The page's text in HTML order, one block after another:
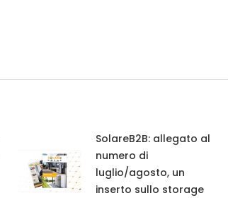
SolareB2B: allegato al
numero di
luglio/agosto, un
inserto sullo storage